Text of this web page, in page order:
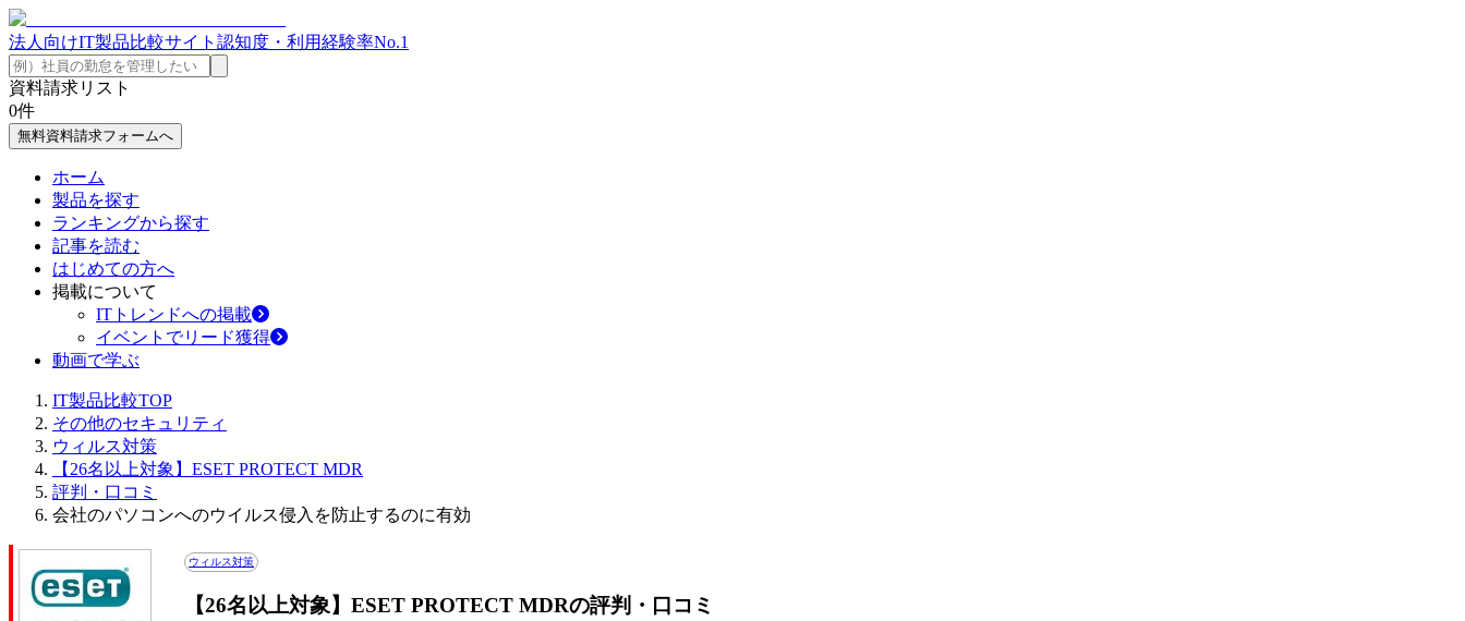
法人向けIT製品比較サイト 認知度・利用経験率No.1
資料請求リスト
0件
無料資料請求フォームへ
ホーム
製品を探す
ランキングから探す
記事を読む
はじめての方へ
掲載について
ITトレンドへの掲載
イベントでリード獲得
動画で学ぶ
IT製品比較TOP
その他のセキュリティ
ウィルス対策
【26名以上対象】ESET PROTECT MDR
評判・口コミ
会社のパソコンへのウイルス侵入を防止するのに有効
ウィルス対策
【26名以上対象】ESET PROTECT MDRの評判・口コミ